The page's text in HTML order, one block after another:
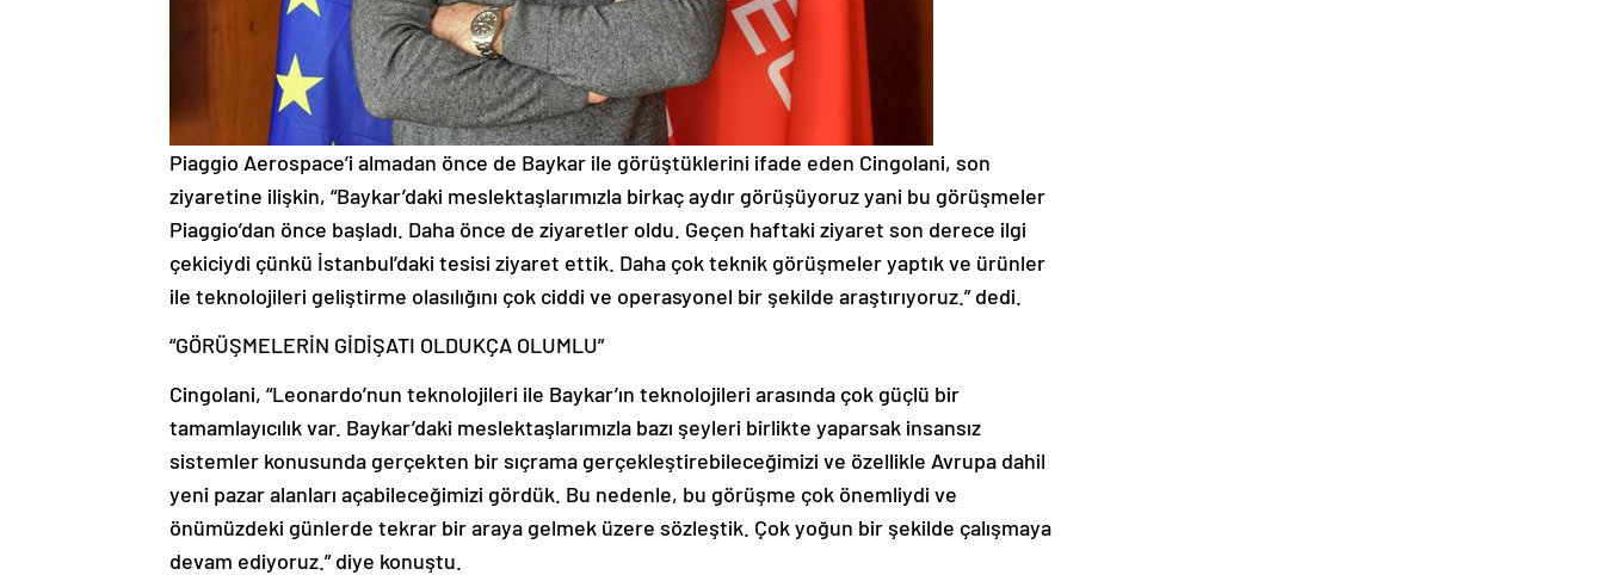
Piaggio Aerospace’i almadan önce de Baykar ile görüştüklerini ifade eden Cingolani, son
ziyaretine ilişkin, “Baykar’daki meslektaşlarımızla birkaç aydır görüşüyoruz yani bu görüşmeler
Piaggio’dan önce başladı. Daha önce de ziyaretler oldu. Geçen haftaki ziyaret son derece ilgi
çekiciydi çünkü İstanbul’daki tesisi ziyaret ettik. Daha çok teknik görüşmeler yaptık ve ürünler
ile teknolojileri geliştirme olasılığını çok ciddi ve operasyonel bir şekilde araştırıyoruz.” dedi.
“GÖRÜŞMELERİN GİDİŞATI OLDUKÇA OLUMLU”
Cingolani, “Leonardo’nun teknolojileri ile Baykar’ın teknolojileri arasında çok güçlü bir
tamamlayıcılık var. Baykar’daki meslektaşlarımızla bazı şeyleri birlikte yaparsak insansız
sistemler konusunda gerçekten bir sıçrama gerçekleştirebileceğimizi ve özellikle Avrupa dahil
yeni pazar alanları açabileceğimizi gördük. Bu nedenle, bu görüşme çok önemliydi ve
önümüzdeki günlerde tekrar bir araya gelmek üzere sözleştik. Çok yoğun bir şekilde çalışmaya
devam ediyoruz.” diye konuştu.